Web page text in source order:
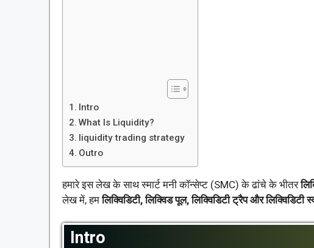
Intro
What Is Liquidity?
liquidity trading strategy
Outro
हमारे इस लेख के साथ स्मार्ट मनी कॉन्सेप्ट (SMC) के ढांचे के भीतर
लेख में, हमलिक्विडिटी, लिक्विड पूल, लिक्विडिटी ट्रैप और लिक्विडिटी
Intro